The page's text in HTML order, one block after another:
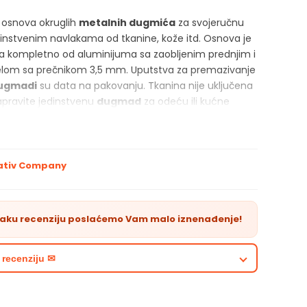
okruglih metalnih dugmića za svojeručnu
navlakama od tkanine, kože itd. Osnova je
kompletno od aluminijuma sa zaobljenim prednjim i
sa prečnikom 3,5 mm. Uputstva za premazivanje
su data na pakovanju. Tkanina nije uključena
jedinstvenu dugmad za odeću ili kućne
za proizvodnju dugmadi
Company
recenziju poslaćemo Vam malo iznenađenje!
recenziju ✉